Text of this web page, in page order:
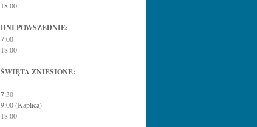
18:00
DNI POWSZEDNIE:
7:00
18:00
ŚWIĘTA ZNIESIONE:
7:30
9:00 (Kaplica)
18:00